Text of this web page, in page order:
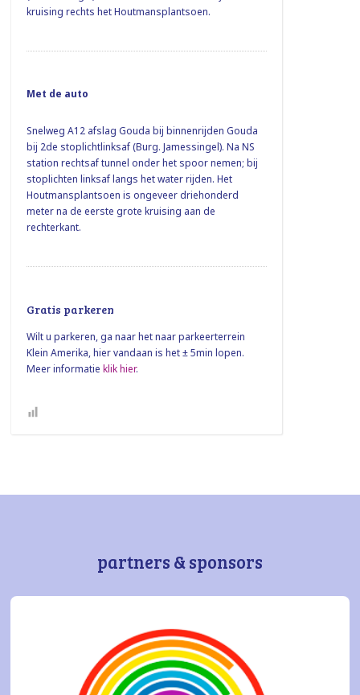
kruising rechts het Houtmansplantsoen.
Met de auto
Snelweg A12 afslag Gouda bij binnenrijden Gouda
bij 2de stoplichtlinksaf (Burg. Jamessingel). Na NS
station rechtsaf tunnel onder het spoor nemen; bij
stoplichten linksaf langs het water rijden. Het
Houtmansplantsoen is ongeveer driehonderd
meter na de eerste grote kruising aan de
rechterkant.
Gratis parkeren
Wilt u parkeren, ga naar het naar parkeerterrein
Klein Amerika, hier vandaan is het ± 5min lopen.
Meer informatieklik hier.
partners & sponsors